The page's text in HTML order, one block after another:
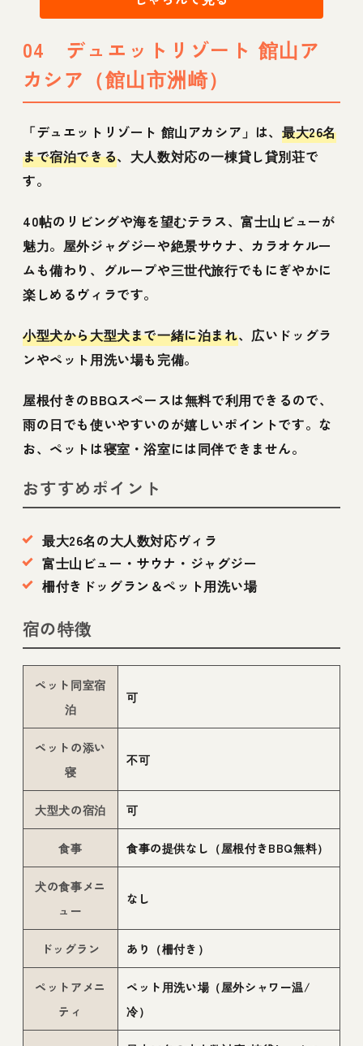
04 デュエットリゾート 館山ア
カシア（館山市洲崎）
「デュエットリゾート 館山アカシア」は、最大26名
まで宿泊できる、大人数対応の一棟貸し貸別荘で
す。
40帖のリビングや海を望むテラス、富士山ビューが
魅力。屋外ジャグジーや絶景サウナ、カラオケルー
ムも備わり、グループや三世代旅行でもにぎやかに
楽しめるヴィラです。
小型犬から大型犬まで一緒に泊まれ、広いドッグラ
ンやペット用洗い場も完備。
屋根付きのBBQスペースは無料で利用できるので、
雨の日でも使いやすいのが嬉しいポイントです。な
お、ペットは寝室・浴室には同伴できません。
おすすめポイント
最大26名の大人数対応ヴィラ
富士山ビュー・サウナ・ジャグジー
柵付きドッグラン＆ペット用洗い場
宿の特徴
ペット同室宿
泊
可
ペットの添い
寝
不可
大型犬の宿泊 可
食事 食事の提供なし（屋根付きBBQ無料）
犬の食事メニ
ュー
なし
ドッグラン あり（柵付き）
ペットアメニ
ティ
ペット用洗い場（屋外シャワー温/
冷）